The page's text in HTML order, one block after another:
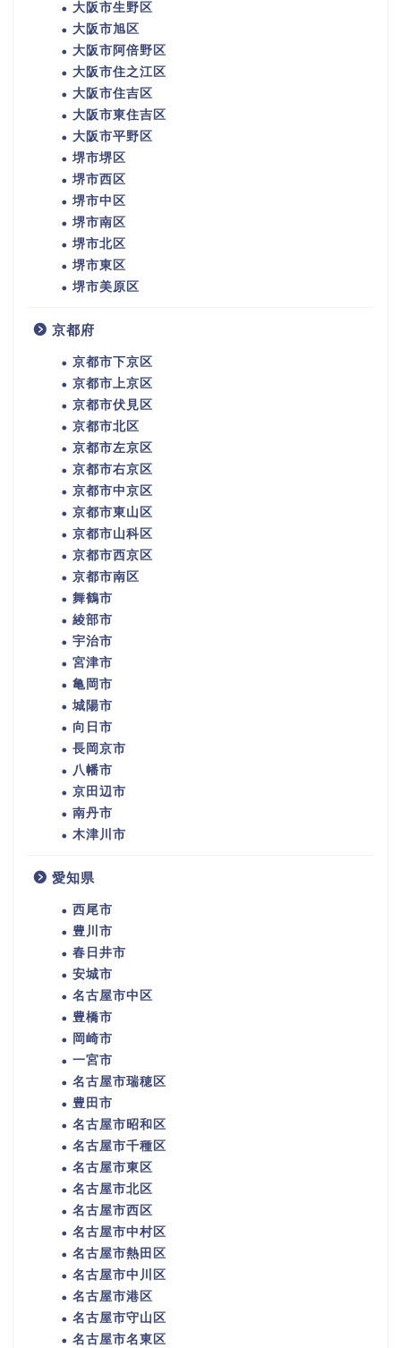
大阪市生野区
大阪市旭区
大阪市阿倍野区
大阪市住之江区
大阪市住吉区
大阪市東住吉区
大阪市平野区
堺市堺区
堺市西区
堺市中区
堺市南区
堺市北区
堺市東区
堺市美原区
京都府
京都市下京区
京都市上京区
京都市伏見区
京都市北区
京都市左京区
京都市右京区
京都市中京区
京都市東山区
京都市山科区
京都市西京区
京都市南区
舞鶴市
綾部市
宇治市
宮津市
亀岡市
城陽市
向日市
長岡京市
八幡市
京田辺市
南丹市
木津川市
愛知県
西尾市
豊川市
春日井市
安城市
名古屋市中区
豊橋市
岡崎市
一宮市
名古屋市瑞穂区
豊田市
名古屋市昭和区
名古屋市千種区
名古屋市東区
名古屋市北区
名古屋市西区
名古屋市中村区
名古屋市熱田区
名古屋市中川区
名古屋市港区
名古屋市守山区
名古屋市名東区